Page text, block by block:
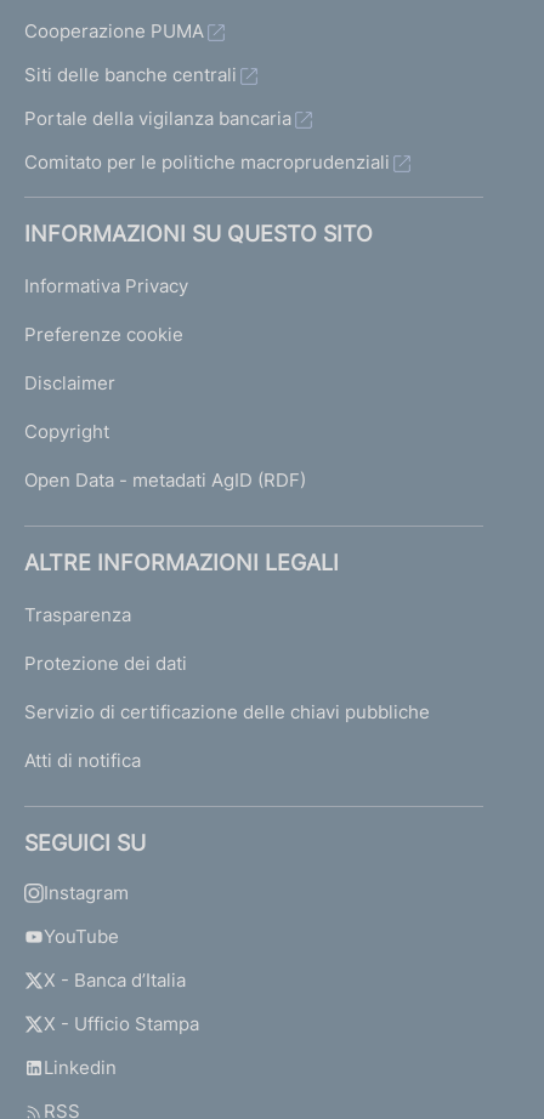
Cooperazione PUMA
Siti delle banche centrali
Portale della vigilanza bancaria
Comitato per le politiche macroprudenziali
INFORMAZIONI SU QUESTO SITO
Informativa Privacy
Preferenze cookie
Disclaimer
Copyright
Open Data - metadati AgID (RDF)
ALTRE INFORMAZIONI LEGALI
Trasparenza
Protezione dei dati
Servizio di certificazione delle chiavi pubbliche
Atti di notifica
SEGUICI SU
Instagram
YouTube
X - Banca d’Italia
X - Ufficio Stampa
Linkedin
RSS